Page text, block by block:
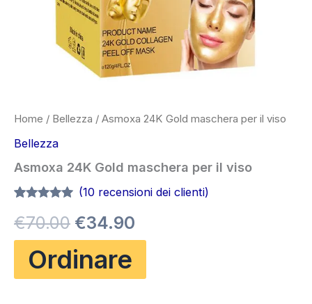
Home / Bellezza / Asmoxa 24K Gold maschera per il viso
Bellezza
Asmoxa 24K Gold maschera per il viso
su 5 su
base di
recensioni
(10 recensioni dei clienti)
€70.00 Il
prezzo
originale
€34.90
attuale
Ordinare